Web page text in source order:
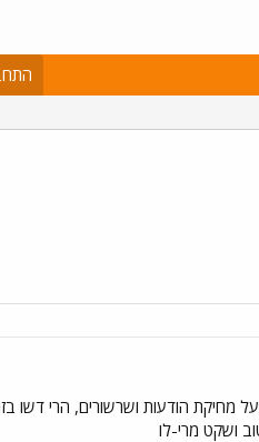
מחיקת הודעות ושרשורים, הרי דשו
ושקט מרי-לו